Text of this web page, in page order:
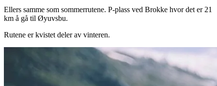
Ellers samme som sommerrutene. P-plass ved Brokke hvor det er 21
km å gå til Øyuvsbu.
Rutene er kvistet deler av vinteren.